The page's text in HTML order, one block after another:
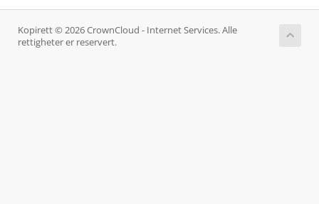
Kopirett © 2026 CrownCloud - Internet Services. Alle
rettigheter er reservert.